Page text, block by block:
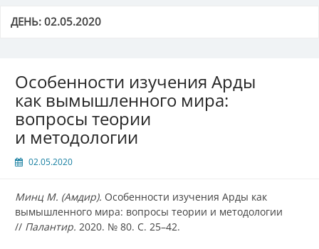
ДЕНЬ:02.05.2020
Особенности изучения Арды
как вымышленного мира:
вопросы теории
и методологии
02.05.2020
Минц М. (Амдир). Особенности изучения Арды как
вымышленного мира: вопросы теории и методологии
// Палантир. 2020. № 80. С. 25–42.